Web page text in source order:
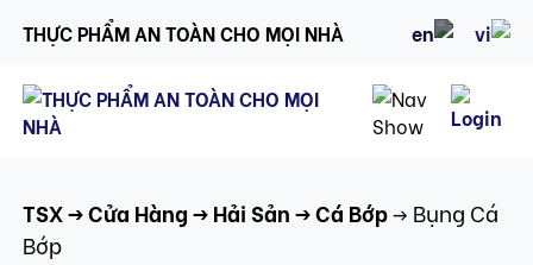
THỰC PHẨM AN TOÀN CHO MỌI NHÀ
TSX->Cửa Hàng-> Hải Sản-> Cá Bớp-> Bụng Cá
Bớp